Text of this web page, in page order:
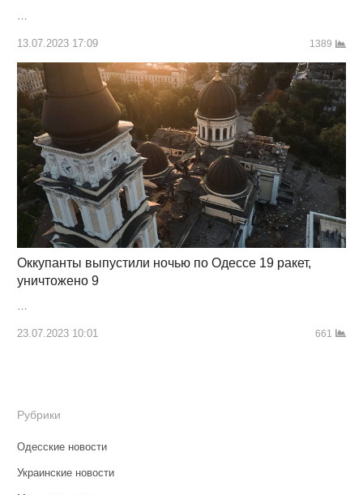
…
13.07.2023 17:09 1389
Оккупанты выпустили ночью по Одессе 19 ракет,
уничтожено 9
23.07.2023 10:01 661
Рубрики
Одесские новости
Украинские новости